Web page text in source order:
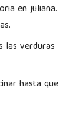
en juliana.
las verduras
hasta que